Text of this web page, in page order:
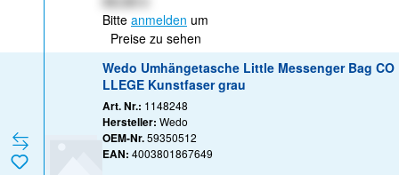
Bitte anmelden um
Preise zu sehen
Wedo Umhängetasche Little Messenger Bag CO
LLEGE Kunstfaser grau
Art. Nr.: 1148248
Hersteller: Wedo
OEM-Nr.59350512
EAN: 4003801867649